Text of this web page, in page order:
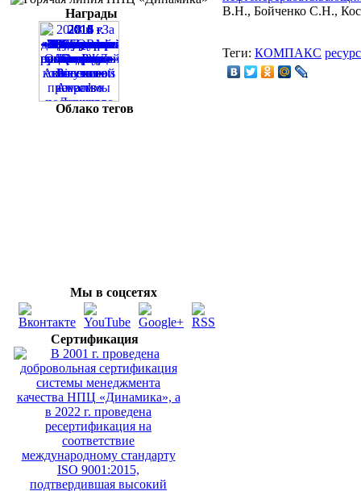
Награды
Облако тегов
Мы в соцсетях
Сертификация
В.Н., Бойченко С.Н.,
Теги: КОМПАКС